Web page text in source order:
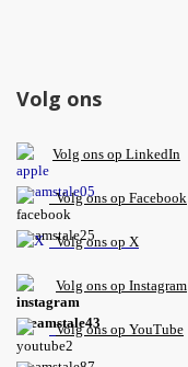
Volg ons
Volg ons op LinkedIn
Volg ons op Facebook
Volg ons op X
Volg ons op Instagram
Volgons op YouTube